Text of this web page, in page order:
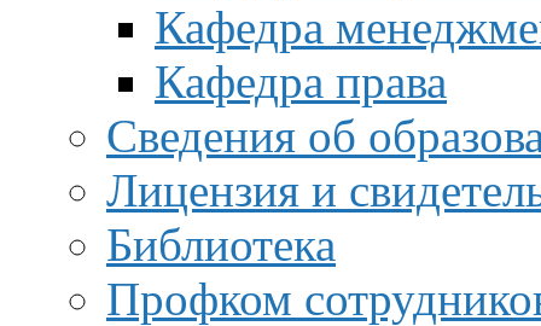
Кафедра
Кафедра права
Сведения об
Лицензия и
Библиотека
Профком